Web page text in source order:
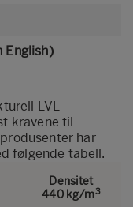
English)
LVL
kravene til
har
følgende tabell.
Densitet
440 kg/m3